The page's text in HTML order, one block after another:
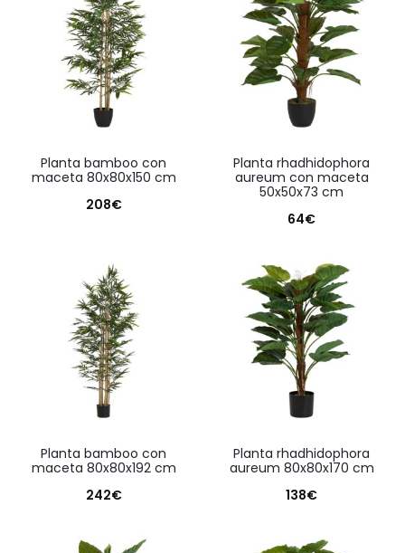
planta bamboo con
maceta 80x80x150 cm
208€
planta rhadhidophora
aureum con maceta
50x50x73 cm
64€
planta bamboo con
maceta 80x80x192 cm
242€
planta rhadhidophora
aureum 80x80x170 cm
138€